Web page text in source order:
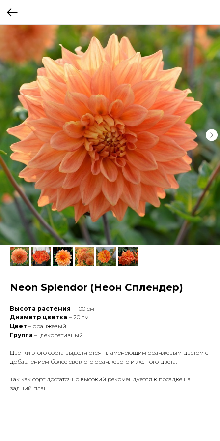
Neon Splendor (Неон Сплендер)
Высота растения – 100 см
Диаметр цветка – 20 см
Цвет – оранжевый
Группа – декоративный
Цветки этого сорта выделяются пламенеющим оранжевым цветом с
добавлением более светлого оранжевого и желтого цвета.
Так как сорт достаточно высокий рекомендуется к посадке на
задний план.